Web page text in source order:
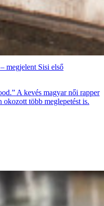
megjelent Sisi első
A kevés magyar női rapper
okozott több meglepetést is.